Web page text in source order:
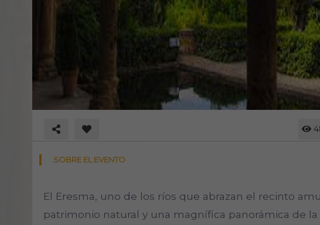
SOBRE EL EVENTO
El Eresma, uno de los ríos que abrazan el recinto
patrimonio natural y una magnífica panorámica de la